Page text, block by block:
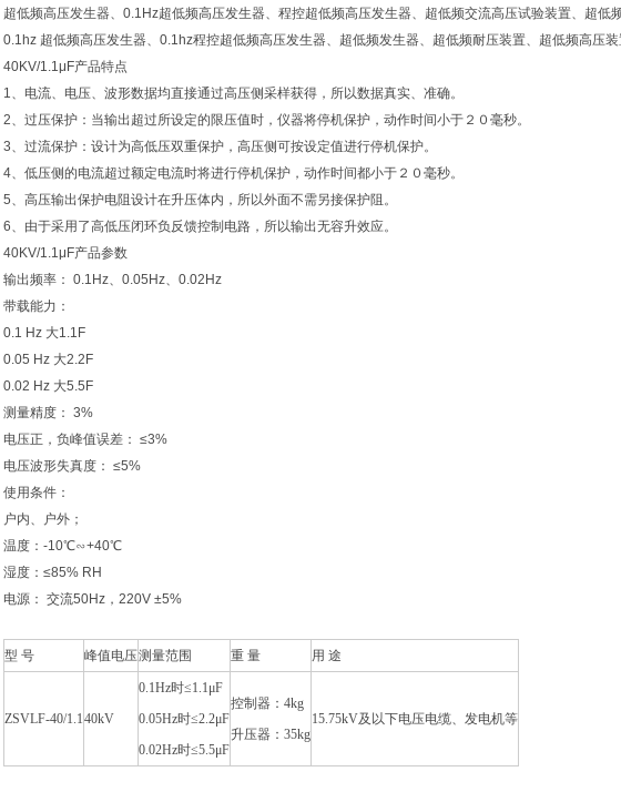
超低频高压发生器、0.1Hz超低频高压发生器、程控超低频高压发生器、超低频交流高压试验装置、超低
0.1hz 超低频高压发生器、0.1hz程控超低频高压发生器、超低频发生器、超低频耐压装置、超低频高压
40KV/1.1μF产品特点
1、电流、电压、波形数据均直接通过高压侧采样获得，所以数据真实、准确。
2、过压保护：当输出超过所设定的限压值时，仪器将停机保护，动作时间小于２０毫秒。
3、过流保护：设计为高低压双重保护，高压侧可按设定值进行停机保护。
4、低压侧的电流超过额定电流时将进行停机保护，动作时间都小于２０毫秒。
5、高压输出保护电阻设计在升压体内，所以外面不需另接保护阻。
6、由于采用了高低压闭环负反馈控制电路，所以输出无容升效应。
40KV/1.1μF产品参数
输出频率： 0.1Hz、0.05Hz、0.02Hz
带载能力：
0.1 Hz 大1.1F
0.05 Hz 大2.2F
0.02 Hz 大5.5F
测量精度： 3%
电压正，负峰值误差： ≤3%
电压波形失真度： ≤5%
使用条件：
户内、户外；
温度：-10℃∽+40℃
湿度：≤85% RH
电源： 交流50Hz，220V ±5%
型 号 峰值电压测量范围 重 量 用 途
ZSVLF-40/1.140kV
0.1Hz时≤1.1μF
0.05Hz时≤2.2μF
0.02Hz时≤5.5μF
控制器：4kg
升压器：35kg
15.75kV及以下电压电缆、发电机等